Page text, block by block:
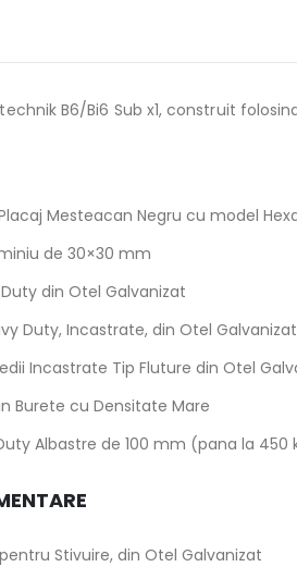
B6/Bi6 Sub x1, construit
Mesteacan Negru cu model
de 30×30 mm
din Otel Galvanizat
Duty, Incastrate, din Otel Galvanizat
Incastrate Tip Fluture din Otel
Burete cu Densitate Mare
Albastre de 100 mm (pana la 450
Stivuire, din Otel Galvanizat